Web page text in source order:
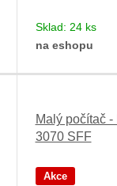
Sklad: 24 ks
na eshopu
Malý počítač
3070 SFF
Akce